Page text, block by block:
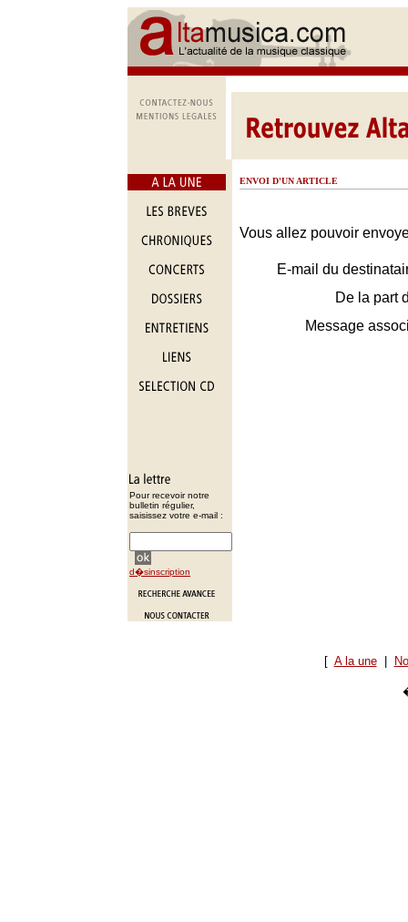
Pour recevoir notre
bulletin régulier,
saisissez votre e-mail :
d�sinscription
ENVOI D'UN ARTICLE
Vous allez pouvoir
E-mail du
De la part
Message
[ A la une|